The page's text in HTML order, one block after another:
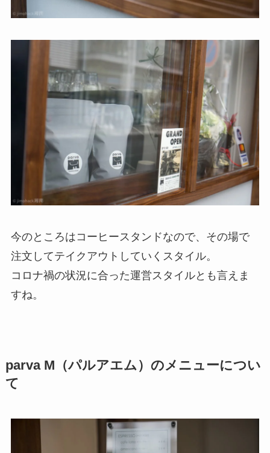
今のところはコーヒースタンドなので、その場で
注文してテイクアウトしていくスタイル。
コロナ禍の状況に合った運営スタイルとも言えま
すね。
parva M（パルアエム）のメニューについ
て